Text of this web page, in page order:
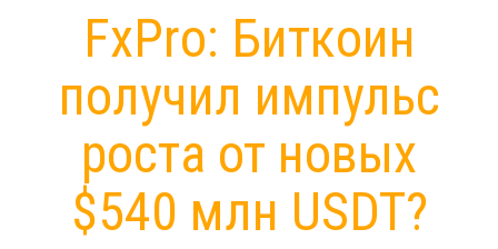
FxPro: Биткоин
получил импульс
роста от новых
$540 млн USDT?